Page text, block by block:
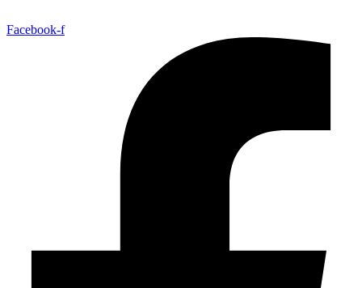
Facebook-f